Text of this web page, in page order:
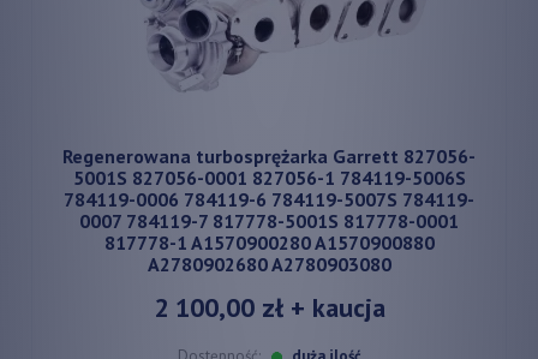
Regenerowana turbosprężarka Garrett 827056-
5001S 827056-0001 827056-1 784119-5006S
784119-0006 784119-6 784119-5007S 784119-
0007 784119-7 817778-5001S 817778-0001
817778-1 A1570900280 A1570900880
A2780902680 A2780903080
2 100,00 zł+ kaucja